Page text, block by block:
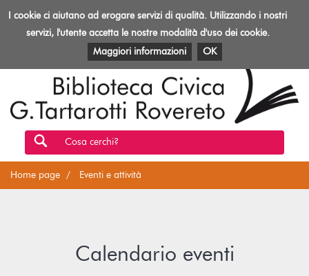
Toggle
Biblioteca
Rovereto
EVENTI E ATTIVITÀ PATRIMONIO E RISORSE
Cosa cerchi?
Home page Eventi e attività
Calendario eventi
I cookie ci aiutano ad erogare servizi di qualità. Utilizzando i nostri
servizi, l'utente accetta le nostre modalità d'uso dei cookie.
Maggiori informazioni
OK